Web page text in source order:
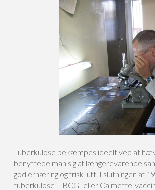
Tuberkulose bekæmpes ideelt ved at
benyttede man sig af længerevarende
god ernæring og frisk luft. I slutningen af
tuberkulose – BCG- eller Calmette-